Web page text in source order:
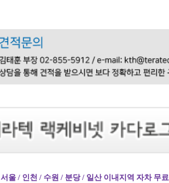
서울 / 인천 / 수원 / 분당 / 일산 이내지역 자차 무